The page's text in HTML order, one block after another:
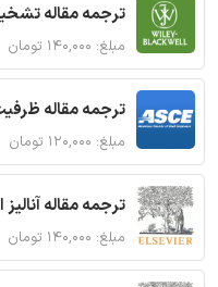
ترجمه مقاله
مبلغ: ۱۴۰,۰۰۰ تومان
ترجمه مقاله
مبلغ: ۱۲۰,۰۰۰ تومان
ترجمه مقاله
مبلغ: ۱۴۰,۰۰۰ تومان